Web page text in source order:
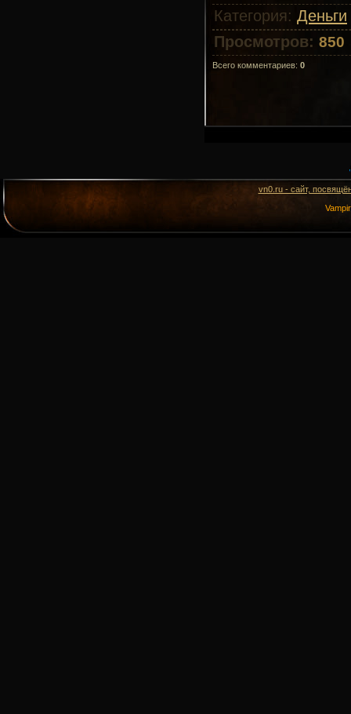
Категория: Деньги
Просмотров: 850
Всего комментариев: 0
vn0.ru - сайт,